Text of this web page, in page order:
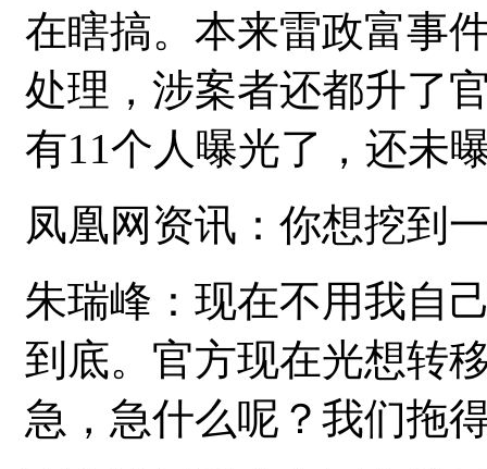
在瞎搞。本来雷政富事
处理，涉案者还都升了
有11个人曝光了，还未
凤凰网资讯：你想挖到
朱瑞峰：现在不用我自
到底。官方现在光想转
急，急什么呢？我们拖